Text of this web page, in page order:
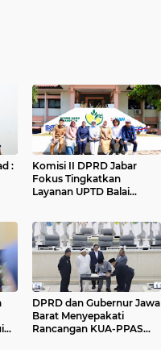
:
Komisi II DPRD Jabar
Fokus Tingkatkan
Layanan UPTD Balai
DPRD dan Gubernur Jawa
Barat Menyepakati
Rancangan KUA-PPAS